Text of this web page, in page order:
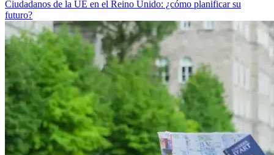
Ciudadanos de la UE en el Reino Unido: ¿cómo planificar su
futuro?